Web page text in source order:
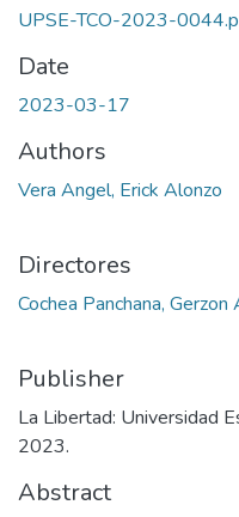
UPSE-TCO-2023-
Date
2023-03-17
Authors
Vera Angel, Erick Alonzo
Directores
Cochea Panchana,
Publisher
La Libertad: Universidad
2023.
Abstract